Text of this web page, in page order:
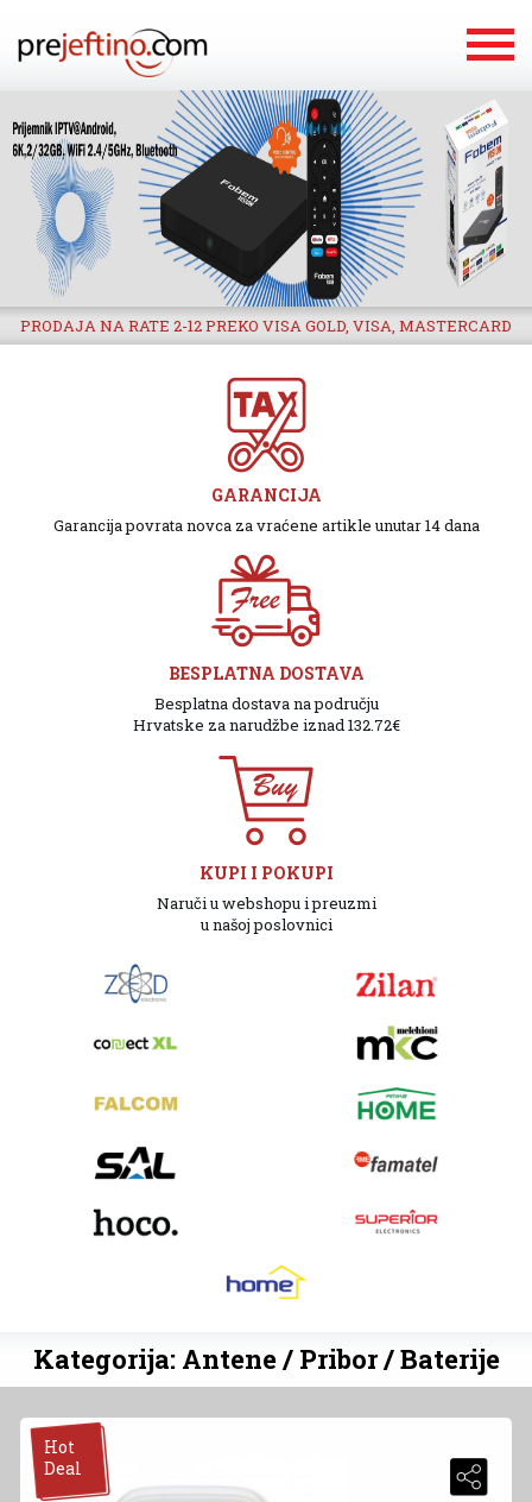
PRODAJA NA RATE 2-12 PREKO VISA GOLD, VISA, MASTERCARD
GARANCIJA
Garancija povrata novca za vraćene artikle unutar 14 dana
BESPLATNA DOSTAVA
Besplatna dostava na području
Hrvatske za narudžbe iznad 132.72€
KUPI I POKUPI
Naruči u webshopu i preuzmi
u našoj poslovnici
Kategorija: Antene / Pribor / Baterije
Hot
Deal